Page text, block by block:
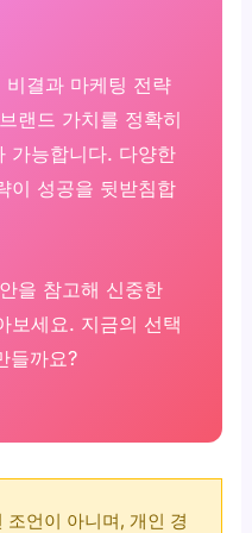
비결과 마케팅 전략
랜드 가치를 정확히
가능합니다. 다양한
이 성공을 뒷받침합
을 참고해 신중한
보세요. 지금의 선택
들까요?
조언이 아니며, 개인 경